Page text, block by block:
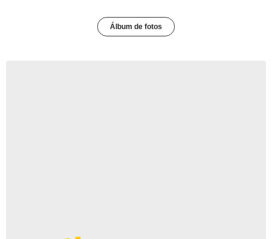
Álbum de fotos